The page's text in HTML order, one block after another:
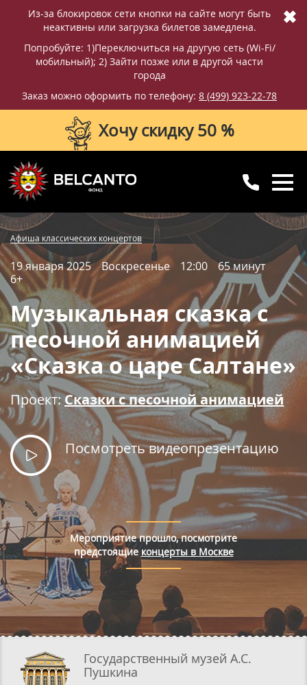
Из-за блокировок сети кнопки на сайте могут быть
неактивны или загрузка билетов замедлена.
Попробуйте: 1)Переключиться на другую сеть (Wi-Fi/
мобильный); 2) Зайти позже или в другой части
города
Заказ можно оформить по телефону: 8 (499) 923-22-78
✖
Хочу скидку 50 %
8 (499) 923-22-78
с 10:00 до 20:00
8 (800) 770-09-71
Фотографии
Вопросы и ответы Схема зала
Правила покупки билетов
Афиша классических концертов
19 января 2025 Воскресенье 12:00
65 минут
6+
Музыкальная сказка с
песочной анимацией
«Сказка о царе Салтане»
Проект:Сказки с песочной анимацией
Посмотреть видеопрезентацию
Государственный музей А.С.
Пушкина
Мероприятие прошло, посмотрите
предстоящие концерты в Москве